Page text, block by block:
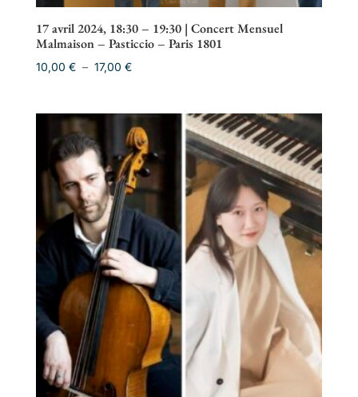
17 avril 2024, 18:30 – 19:30 | Concert Mensuel
Malmaison – Pasticcio – Paris 1801
10,00 € – 17,00 €Plage
10,00 €
à
17,00 €